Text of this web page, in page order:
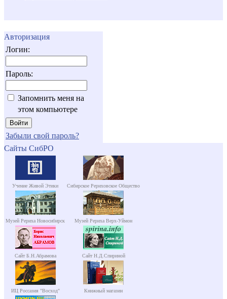
Авторизация
Логин:
Пароль:
Запомнить меня на
этом компьютере
Забыли свой пароль?
Сайты СибРО
Учение Живой Этики Сибирское Рериховское Общество
Музей Рериха Новосибирск Музей Рериха Верх-Уймон
Сайт Б.Н.Абрамова Сайт Н.Д.Спириной
ИЦ Россазия "Восход" Книжный магазин